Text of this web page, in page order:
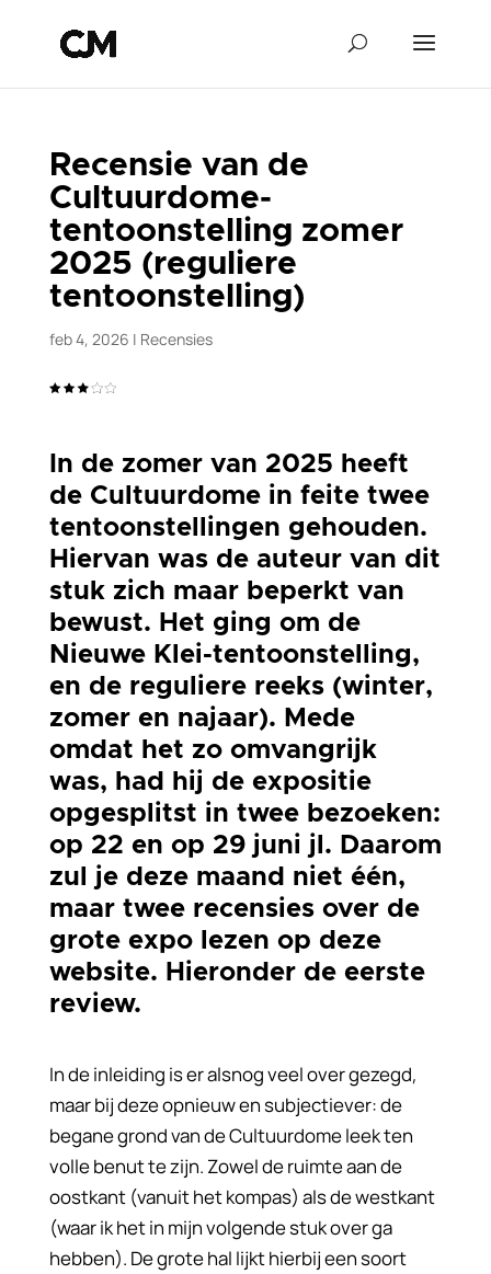
Recensie van de
Cultuurdome-
tentoonstelling zomer
2025 (reguliere
tentoonstelling)
feb 4, 2026 | Recensies
In de zomer van 2025 heeft
de Cultuurdome in feite twee
tentoonstellingen gehouden.
Hiervan was de auteur van dit
stuk zich maar beperkt van
bewust. Het ging om de
Nieuwe Klei-tentoonstelling,
en de reguliere reeks (winter,
zomer en najaar). Mede
omdat het zo omvangrijk
was, had hij de expositie
opgesplitst in twee bezoeken:
op 22 en op 29 juni jl. Daarom
zul je deze maand niet één,
maar twee recensies over de
grote expo lezen op deze
website. Hieronder de eerste
review.
In de inleiding is er alsnog veel over gezegd,
maar bij deze opnieuw en subjectiever: de
begane grond van de Cultuurdome leek ten
volle benut te zijn. Zowel de ruimte aan de
oostkant (vanuit het kompas) als de westkant
(waar ik het in mijn volgende stuk over ga
hebben). De grote hal lijkt hierbij een soort